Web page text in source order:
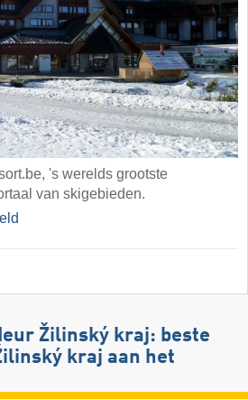
's werelds grootste
van skigebieden.
Žilinský kraj: beste
kraj aan het